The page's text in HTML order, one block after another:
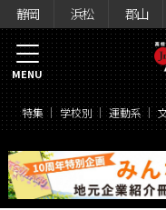
静岡 浜松 郡山
特集 学校別 運動系
MENU